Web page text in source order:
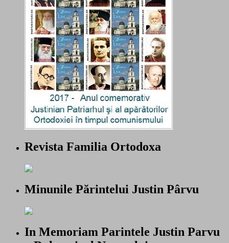
Revista Familia Ortodoxa
Minunile Părintelui Justin Pârvu
In Memoriam Parintele Justin Parvu